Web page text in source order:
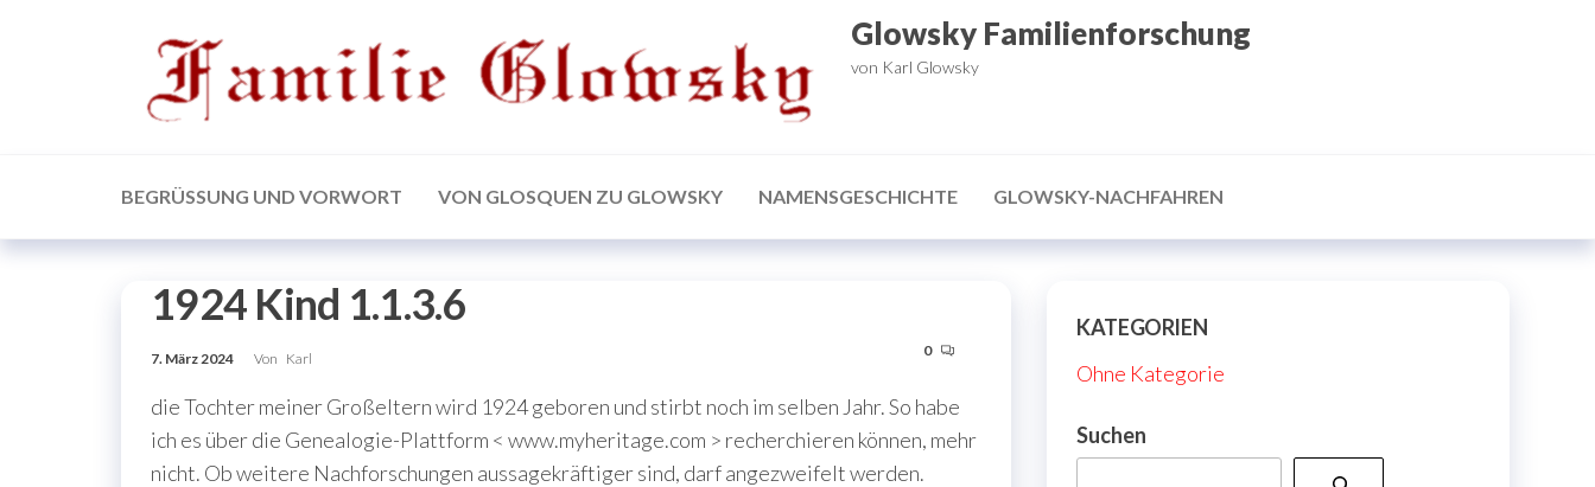
Glowsky Familienforschung
von Karl Glowsky
BEGRÜSSUNG UND VORWORT VON GLOSQUEN ZU GLOWSKY NAMENSGESCHICHTE GLOWSKY-NACHFAHREN
1924 Kind 1.1.3.6
7. März 2024 Von Karl 0
die Tochter meiner Großeltern wird 1924 geboren und stirbt noch im selben Jahr. So habe
ich es über die Genealogie-Plattform < www.myheritage.com > recherchieren können, mehr
nicht. Ob weitere Nachforschungen aussagekräftiger sind, darf angezweifelt werden.
KATEGORIEN
Ohne Kategorie
Suchen